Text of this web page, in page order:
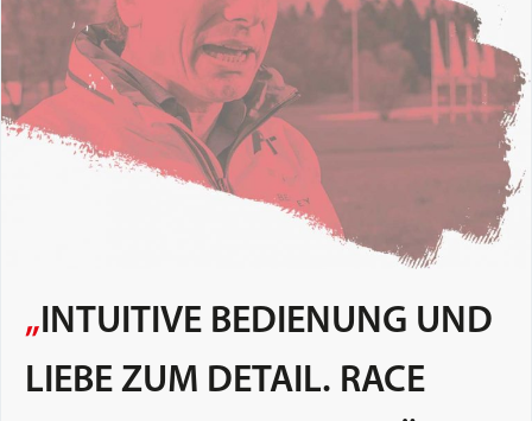
„INTUITIVE BEDIENUNG UND
LIEBE ZUM DETAIL. RACE